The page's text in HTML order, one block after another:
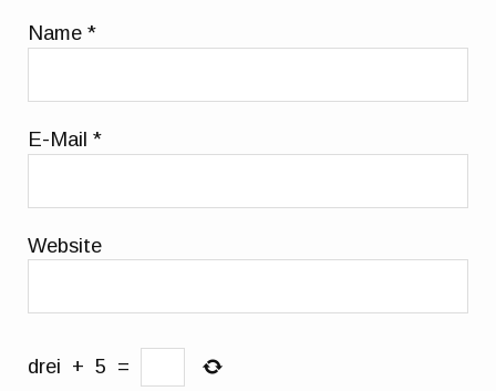
Name*
E-Mail*
Website
drei + 5 =